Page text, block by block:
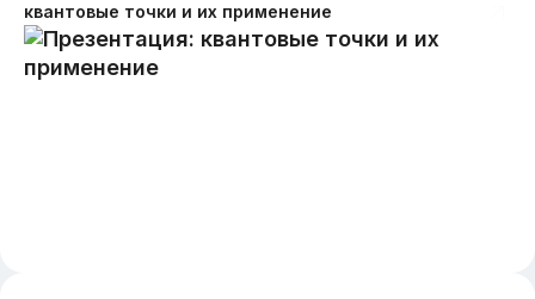
квантовые точки и их применение